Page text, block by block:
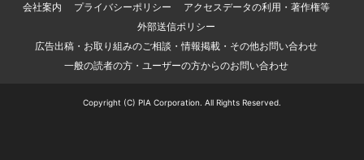
会社案内
プライバシーポリシー
アクセスデータの利用・著作権等
外部送信ポリシー
広告出稿・お取り組みのご相談・情報掲載・その他お問い合わせ
一般の読者の方・ユーザーの方からのお問い合わせ
Copyright (C) PIA Corporation. All Rights Reserved.